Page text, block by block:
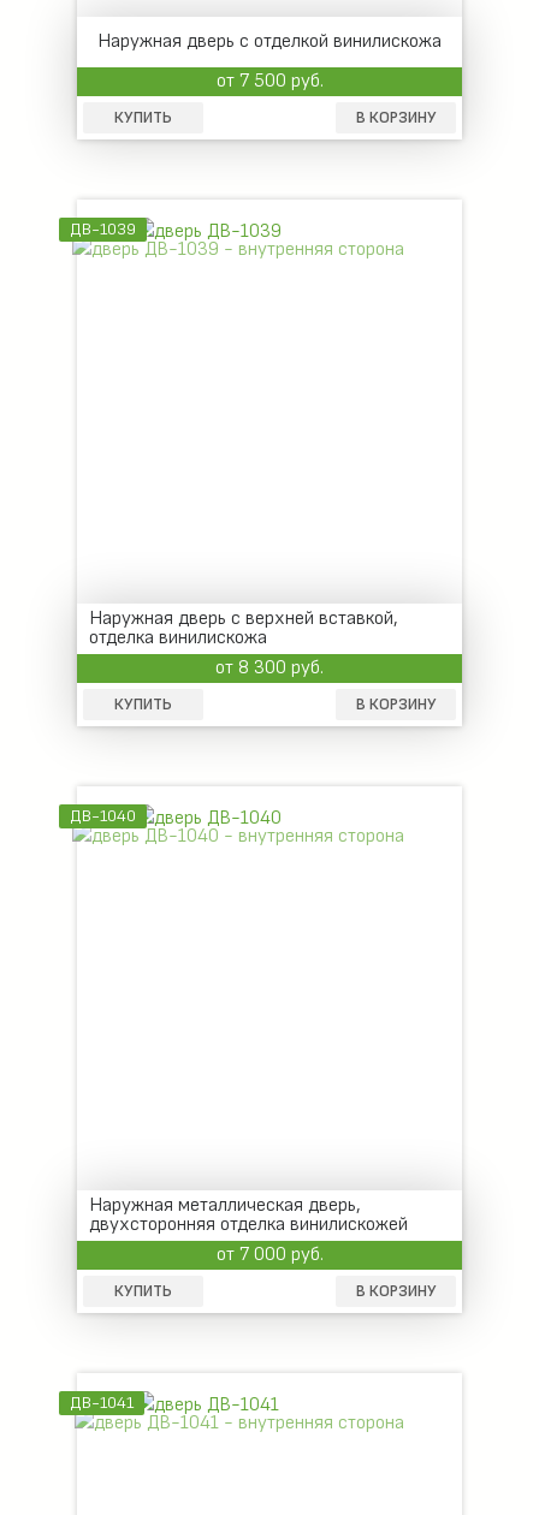
Наружная дверь с отделкой винилискожа
от 7 500 руб.
КУПИТЬ В КОРЗИНУ
ДВ-1039
Наружная дверь с верхней вставкой,
отделка винилискожа
от 8 300 руб.
КУПИТЬ В КОРЗИНУ
ДВ-1040
Наружная металлическая дверь,
двухсторонняя отделка винилискожей
от 7 000 руб.
КУПИТЬ В КОРЗИНУ
ДВ-1041